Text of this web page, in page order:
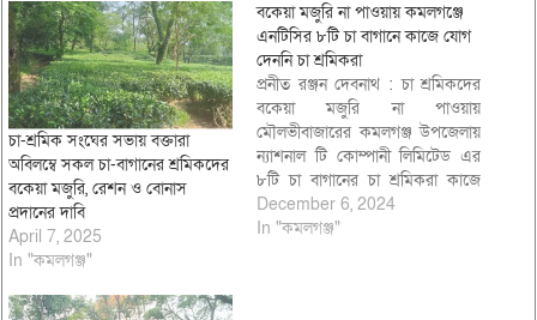
চা-শ্রমিক সংঘের সভায় বক্তারা
অবিলম্বে সকল চা-বাগানের শ্রমিকদের
বকেয়া মজুরি, রেশন ও বোনাস
প্রদানের দাবি
April 7, 2025
In "কমলগঞ্জ"
বকেয়া মজুরি না পাওয়ায় কমলগঞ্জে
এনটিসির ৮টি চা বাগানে কাজে যোগ
দেননি চা শ্রমিকরা
প্রনীত রঞ্জন দেবনাথ : চা শ্রমিকদের
বকেয়া মজুরি না পাওয়ায়
মৌলভীবাজারের কমলগঞ্জ উপজেলায়
ন্যাশনাল টি কোম্পানী লিমিটেড এর
৮টি চা বাগানের চা শ্রমিকরা কাজে
যোগদান করেননি। বকেয়া মজুরি
প্রদান ও বিভিন্ন দাবি দাওয়া
December 6, 2024
In "কমলগঞ্জ"